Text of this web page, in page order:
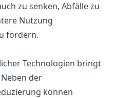
zu senken, Abfälle zu
Nutzung
fördern.
Technologien bringt
der
können